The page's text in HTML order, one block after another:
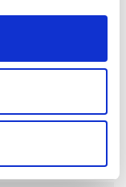
2026）：全球